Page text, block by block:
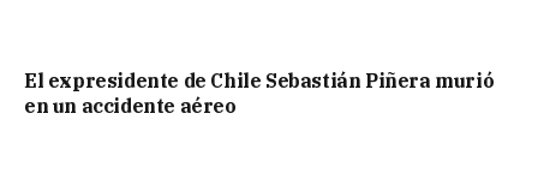
El expresidente de Chile Sebastián Piñera murió
en un accidente aéreo